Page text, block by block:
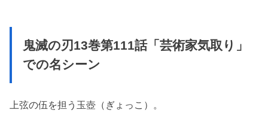
鬼滅の刃13巻第111話「芸術家気取り」
での名シーン
上弦の伍を担う玉壺（ぎょっこ）。